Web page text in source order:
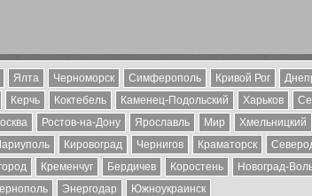
Ялта Черноморск Симферополь Кривой Рог
Керчь Коктебель Каменец-Подольский Харьков
Ростов-на-Дону Ярославль Мир Хмельницкий
Кировоград Чернигов Краматорск
Кременчуг Бердичев Коростень
Новоград-
Энергодар Южноукраинск